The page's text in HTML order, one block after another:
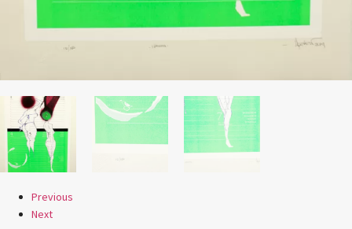
Previous
Next